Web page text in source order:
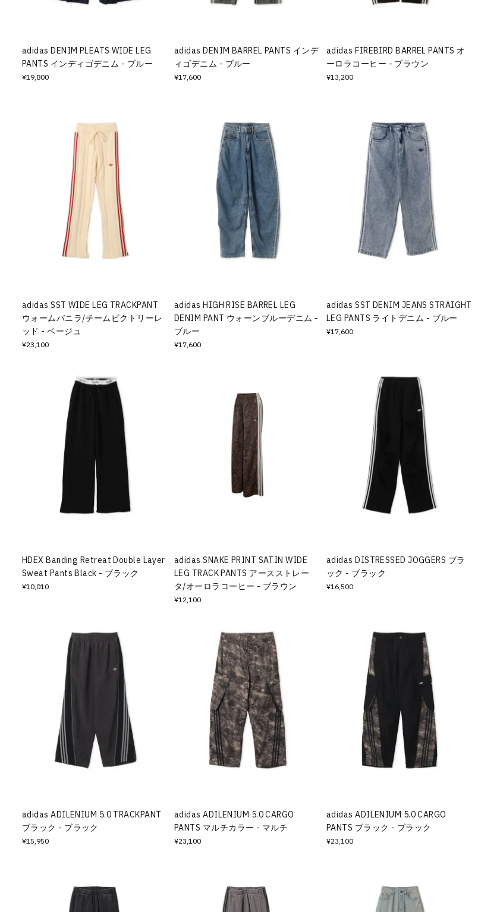
adidas DENIM PLEATS WIDE LEG
PANTS インディゴデニム - ブルー
¥19,800
adidas DENIM BARREL PANTS インデ
ィゴデニム - ブルー
¥17,600
adidas FIREBIRD BARREL PANTS オ
ーロラコーヒー - ブラウン
¥13,200
adidas SST WIDE LEG TRACKPANT
ウォームバニラ/チームビクトリーレ
ッド - ベージュ
¥23,100
adidas HIGH RISE BARREL LEG
DENIM PANT ウォーンブルーデニム -
ブルー
¥17,600
adidas SST DENIM JEANS STRAIGHT
LEG PANTS ライトデニム - ブルー
¥17,600
HDEX Banding Retreat Double Layer
Sweat Pants Black - ブラック
¥10,010
adidas SNAKE PRINT SATIN WIDE
LEG TRACK PANTS アースストレー
タ/オーロラコーヒー - ブラウン
¥12,100
adidas DISTRESSED JOGGERS ブラ
ック - ブラック
¥16,500
adidas ADILENIUM 5.0 TRACKPANT
ブラック - ブラック
¥15,950
adidas ADILENIUM 5.0 CARGO
PANTS マルチカラー - マルチ
¥23,100
adidas ADILENIUM 5.0 CARGO
PANTS ブラック - ブラック
¥23,100